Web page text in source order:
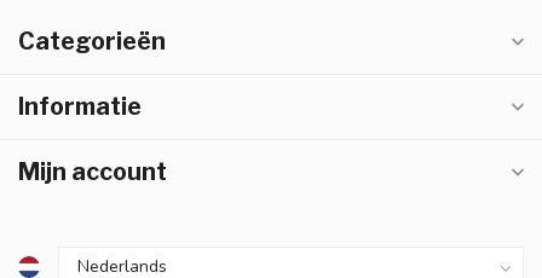
Categorieën
Informatie
Mijn account